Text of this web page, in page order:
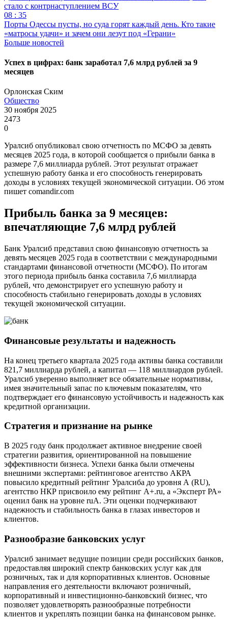
стало с контрнаступлением ВСУ
08 : 35
Порты Одессы пусты, но суда горят каждый день. Кто такие
«матросы удачи» и зачем они лезут под «Герани»
Больше новостей
Успех в цифрах: банк заработал 7,6 млрд рублей за 9
месяцев
Орлонская Ским
Общество
30 ноября 2025
2473
0
Уралсиб опубликовал свою отчетность по МСФО за девять
месяцев 2025 года, в которой сообщается о прибыли банка в
размере 7,6 миллиарда рублей. Этот результат отражает
успешную работу банка и его способность генерировать
доходы в условиях текущей экономической ситуации. Об этом
пишет comandir.com
Прибыль банка за 9 месяцев:
впечатляющие 7,6 млрд рублей
Банк Уралсиб представил свою финансовую отчетность за
девять месяцев 2025 года в соответствии с международными
стандартами финансовой отчетности (МСФО). По итогам
этого периода прибыль банка составила 7,6 миллиарда
рублей, что демонстрирует его успешную работу и
способность стабильно генерировать доходы в условиях
текущей экономической ситуации.
Финансовые результаты и надежность
На конец третьего квартала 2025 года активы банка составили
821,7 миллиарда рублей, а капитал — 118 миллиардов рублей.
Уралсиб уверенно выполняет все обязательные нормативы,
имея значительный запас по ключевым показателям, что
подтверждает его финансовую устойчивость и надежность как
кредитной организации.
Стратегия и признание на рынке
В 2025 году банк продолжает активное внедрение своей
стратегии развития, ориентированной на повышение
эффективности бизнеса. Успехи банка были отмечены
внешними экспертами: рейтинговое агентство АКРА
повысило кредитный рейтинг Уралсиба до уровня А (RU),
агентство НКР присвоило ему рейтинг A+.ru, а «Эксперт РА»
оценил банк на уровне ruА. Эти оценки подчеркивают
надежность и стабильность банка в глазах инвесторов и
клиентов.
Разнообразие банковских услуг
Уралсиб занимает ведущие позиции среди российских банков,
предоставляя широкий спектр банковских услуг как для
розничных, так и для корпоративных клиентов. Основные
направления его деятельности включают розничный,
корпоративный и инвестиционно-банковский бизнес, что
позволяет удовлетворять разнообразные потребности
клиентов и укреплять позиции банка на финансовом рынке.